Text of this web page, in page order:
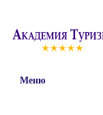
Меню